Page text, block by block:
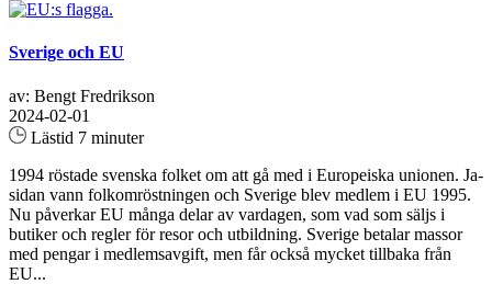
Sverige och EU
av: Bengt Fredrikson
2024-02-01
Lästid 7 minuter
1994 röstade svenska folket om att gå med i Europeiska unionen. Ja-
sidan vann folkomröstningen och Sverige blev medlem i EU 1995.
Nu påverkar EU många delar av vardagen, som vad som säljs i
butiker och regler för resor och utbildning. Sverige betalar massor
med pengar i medlemsavgift, men får också mycket tillbaka från
EU...